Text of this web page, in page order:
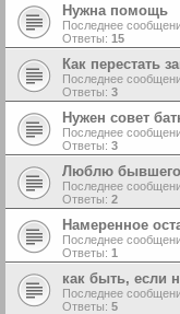
Нужна помощь
Последнее
Ответы: 15
Как перестать
Последнее
Ответы: 3
Нужен совет
Последнее
Ответы: 3
Люблю бывшего
Последнее
Ответы: 2
Намеренное
Последнее
Ответы: 1
как быть, если
Последнее
Ответы: 5